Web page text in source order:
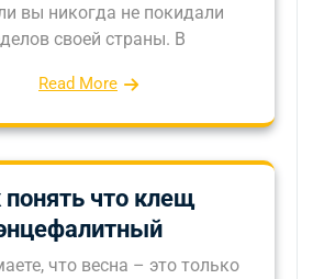
вы никогда не покидали
своей страны. В
Read More
понять что клещ
что весна – это только